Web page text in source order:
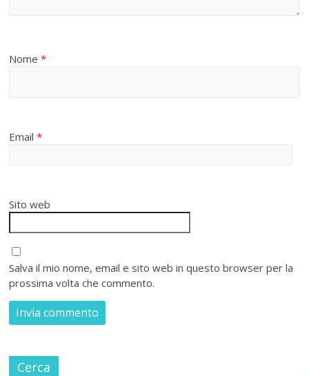
Nome*
Email*
Sito web
Salva il mio nome, email e sito web in questo browser per la
prossima volta che commento.
Cerca